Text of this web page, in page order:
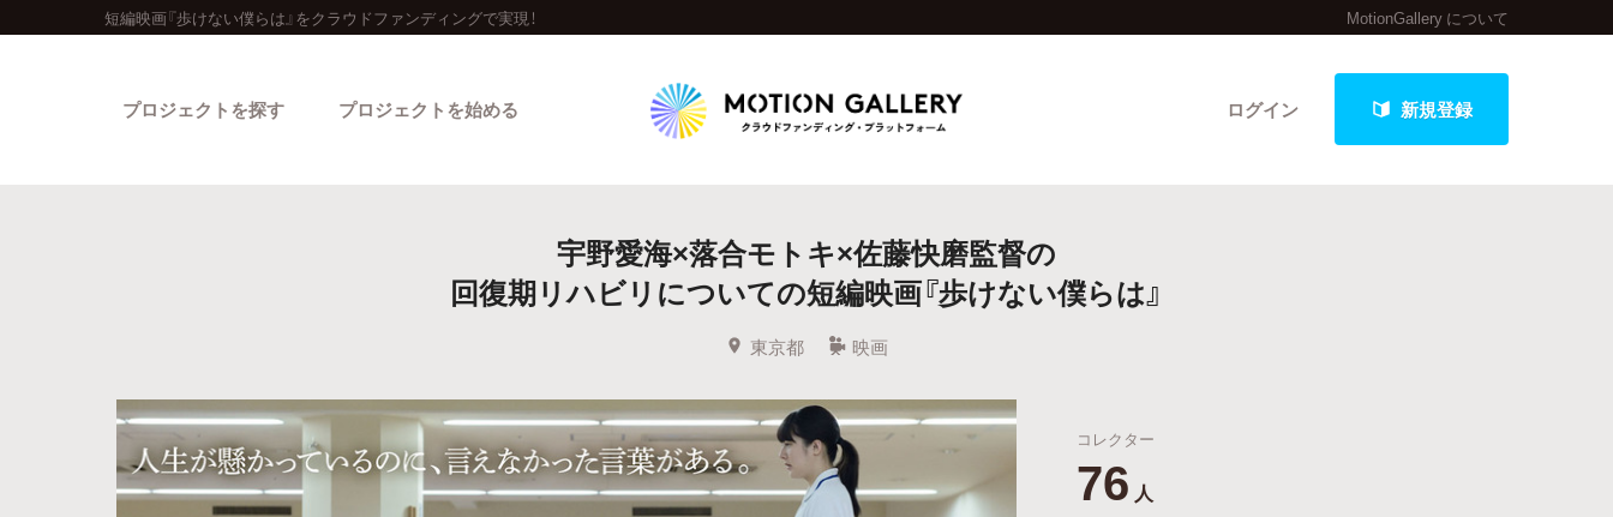
短編映画『歩けない僕らは』をクラウドファンディングで実現！ MotionGallery について
ログイン 新規登録
プロジェクトを探す
人気のプロジェクト 新着プロジェクト 終了間近のプロジェクト
Feature
カテゴリーから探す タグから探す キュレーターから探す 特集から探す
Legendary
プロジェクトを始める
宇野愛海×落合モトキ×佐藤快磨監督の
回復期リハビリについての短編映画『歩けない僕らは』
東京都 映画
コレクター
76 人